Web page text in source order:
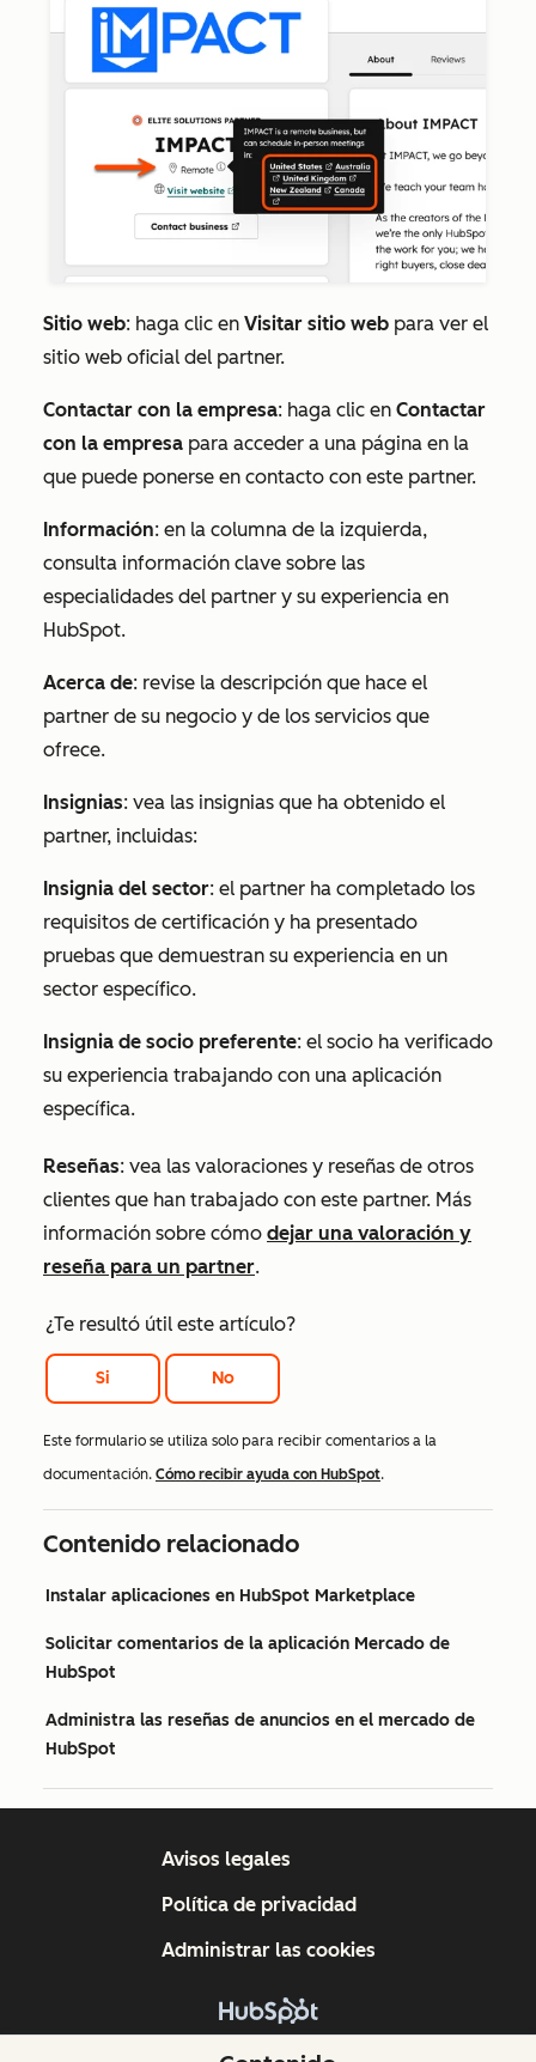
Sitio web: haga clic en Visitar sitio web para ver el
sitio web oficial del partner.
Contactar con la empresa: haga clic en Contactar
con la empresa para acceder a una página en la
que puede ponerse en contacto con este partner.
Información: en la columna de la izquierda,
consulta información clave sobre las
especialidades del partner y su experiencia en
HubSpot.
Acerca de: revise la descripción que hace el
partner de su negocio y de los servicios que
ofrece.
Insignias: vea las insignias que ha obtenido el
partner, incluidas:
Insignia del sector: el partner ha completado los
requisitos de certificación y ha presentado
pruebas que demuestran su experiencia en un
sector específico.
Insignia de socio preferente: el socio ha verificado
su experiencia trabajando con una aplicación
específica.
Reseñas: vea las valoraciones y reseñas de otros
clientes que han trabajado con este partner. Más
información sobre cómo dejar una valoración y
reseña para un partner.
¿Te resultó útil este artículo?
Si No
Este formulario se utiliza solo para recibir comentarios a la
documentación. Cómo recibir ayuda con HubSpot.
Contenido relacionado
Instalar aplicaciones en HubSpot Marketplace
Solicitar comentarios de la aplicación Mercado de
HubSpot
Administra las reseñas de anuncios en el mercado de
HubSpot
Copyright © 2026 HubSpot, Inc.
Avisos legales
Política de privacidad
Administrar las cookies